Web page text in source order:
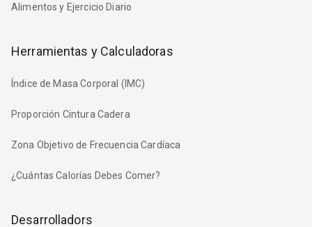
Alimentos y Ejercicio Diario
Herramientas y Calculadoras
Índice de Masa Corporal (IMC)
Proporción Cintura Cadera
Zona Objetivo de Frecuencia Cardíaca
¿Cuántas Calorías Debes Comer?
Desarrolladors